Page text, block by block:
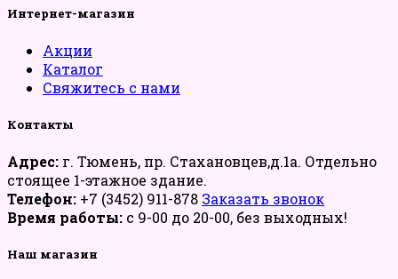
Интернет-магазин
Акции
Каталог
Свяжитесь с нами
Контакты
Адрес: г. Тюмень, пр. Стахановцев,д.1а. Отдельно
стоящее 1-этажное здание.
Телефон: +7 (3452) 911-878 Заказать звонок
Время работы: с 9-00 до 20-00, без выходных!
Наш магазин